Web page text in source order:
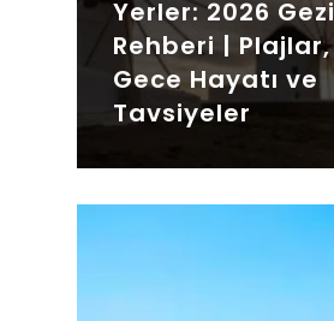
Yerler: 2026 Gezi
Rehberi | Plajlar,
Gece Hayatı ve
Tavsiyeler